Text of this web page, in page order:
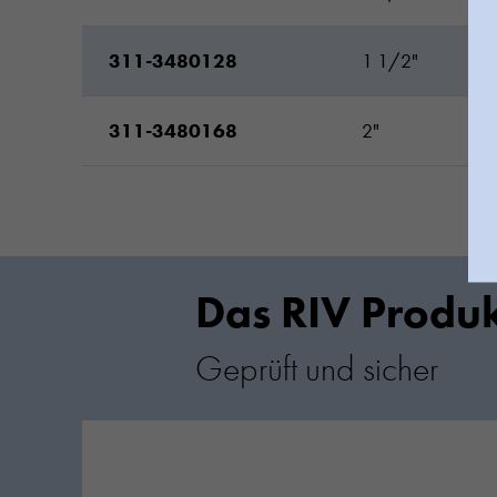
311-3480128 1 1/2"
311-3480168 2"
Das RIV
Geprüft und sicher